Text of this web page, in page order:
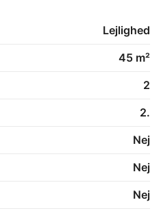
Lejlighed
45 m²
2
2.
Nej
Nej
Nej